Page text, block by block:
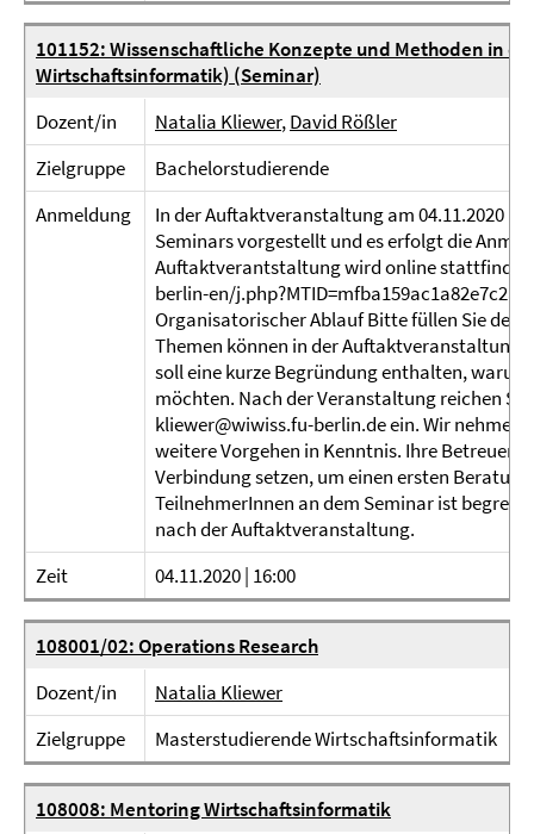
101152: Wissenschaftliche Konzepte und Methoden in
Wirtschaftsinformatik) (Seminar)
Dozent/in
Natalia Kliewer,David Rößler
Zielgruppe
Bachelorstudierende
Anmeldung
In der Auftaktveranstaltung am 04.11.2020
Seminars vorgestellt und es erfolgt die
Auftaktverantstaltung wird online
berlin-en/
Organisatorischer Ablauf Bitte füllen Sie
Themen können in der Auftaktveranstaltung
soll eine kurze Begründung enthalten,
möchten. Nach der Veranstaltung reichen
kliewer@wiwiss.fu-berlin.de ein. Wir nehmen
weitere Vorgehen in Kenntnis. Ihre
Verbindung setzen, um einen ersten
TeilnehmerInnen an dem Seminar ist
nach der Auftaktveranstaltung.
Zeit
04.11.2020 | 16:00
108001/02: Operations Research
Dozent/in
Natalia Kliewer
Zielgruppe
Masterstudierende Wirtschaftsinformatik
108008: Mentoring Wirtschaftsinformatik